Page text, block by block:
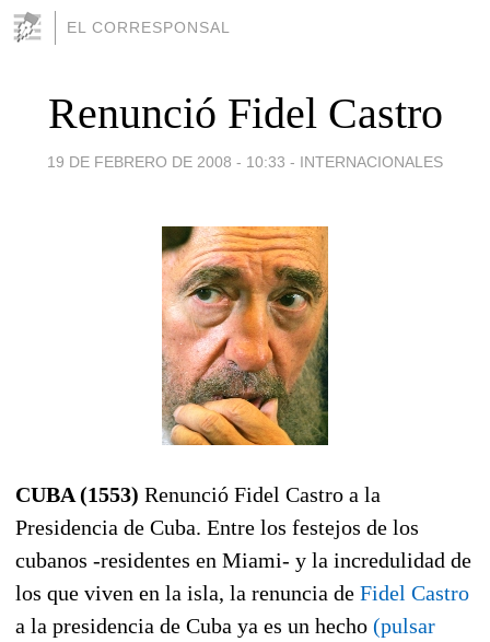
EL CORRESPONSAL
Renunció Fidel Castro
19 DE FEBRERO DE 2008 - 10:33 - INTERNACIONALES
CUBA (1553) Renunció Fidel Castro a la
Presidencia de Cuba. Entre los festejos de los
cubanos -residentes en Miami- y la incredulidad de
los que viven en la isla, la renuncia de Fidel Castro
a la presidencia de Cuba ya es un hecho (pulsar